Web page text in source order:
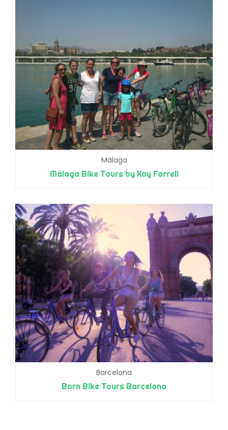
Málaga
Málaga Bike Tours by Kay Farrell
Barcelona
Born Bike Tours Barcelona